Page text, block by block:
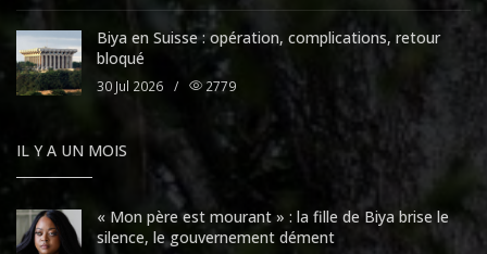
Biya en Suisse : opération, complications, retour
bloqué
30 Jul 2026 / 2779
IL Y A UN MOIS
« Mon père est mourant » : la fille de Biya brise le
silence, le gouvernement dément